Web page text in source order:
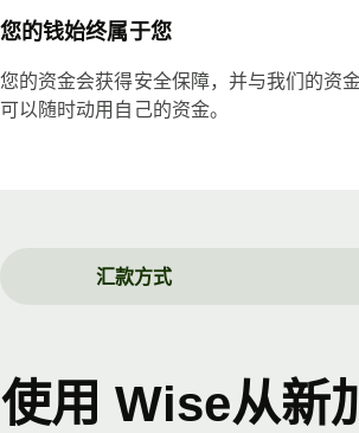
您的钱始终属于您
您的资金会获得安全保障，并与我们的资
可以随时动用自己的资金。
汇款方式
使用 Wise从新